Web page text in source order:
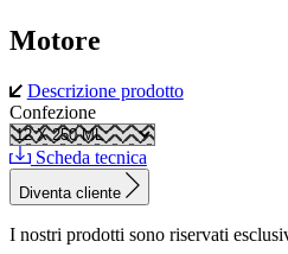
Motore
Descrizione prodotto
Confezione
Scheda tecnica
Diventa cliente
I nostri prodotti sono riservati